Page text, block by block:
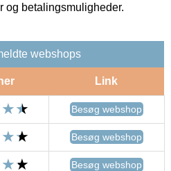
og betalingsmuligheder.
webshops
Link
Besøg webshop
Besøg webshop
Besøg webshop